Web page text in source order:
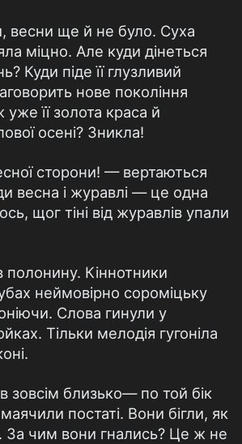
весни ще й не було. Суха
міцно. Але куди дінеться
Куди піде її глузливий
нове покоління
її золота краса й
осені? Зникла!
сторони! — вертаються
весна і журавлі — це одна
щог тіні від журавлів упали
полонину. Кіннотники
неймовірно сороміцьку
Слова гинули у
Тільки мелодія гугоніла
зовсім близько— по той бік
постаті. Вони бігли, як
За чим вони гнались? Це ж не